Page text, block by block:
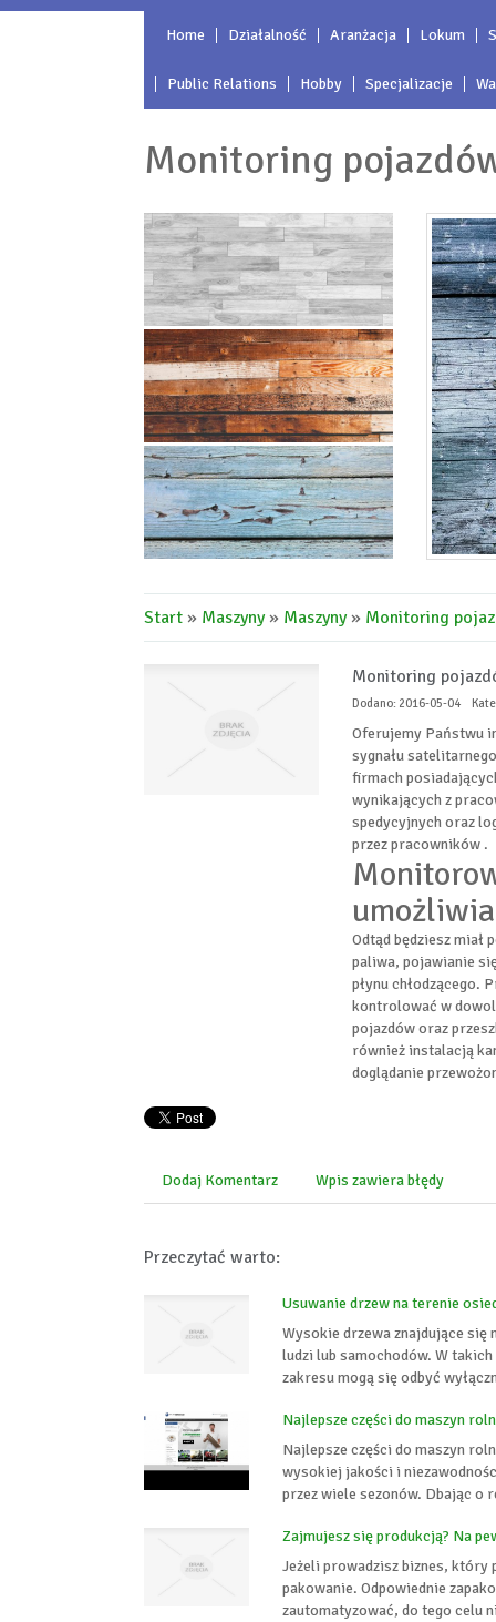
Home Działalność Aranżacja Lokum
Public Relations Hobby Specjalizacje
Monitoring
Start » Maszyny» Maszyny» Monitoring
Monitoring
Dodano: 2016-05-04
Oferujemy Państwu
sygnału
firmach
wynikających z
spedycyjnych oraz
przez pracowników .
Odtąd będziesz
paliwa, pojawianie
płynu chłodzącego.
kontrolować w
pojazdów oraz
również instalacją
doglądanie
Dodaj Komentarz Wpis zawiera błędy
Przeczytać warto:
Usuwanie drzew na terenie
Wysokie drzewa znajdujące się
ludzi lub samochodów. W
zakresu mogą się odbyć
Najlepsze części do maszyn
Najlepsze części do maszyn
wysokiej jakości i
przez wiele sezonów. Dbając o
Zajmujesz się produkcją? Na
Jeżeli prowadzisz biznes, który
pakowanie. Odpowiednie
zautomatyzować, do tego celu